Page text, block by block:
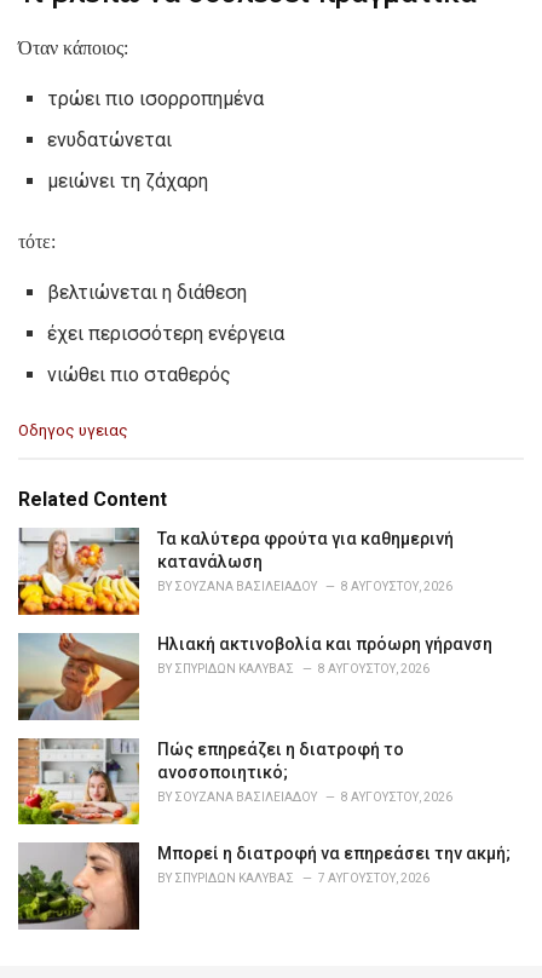
Όταν κάποιος:
τρώει πιο ισορροπημένα
ενυδατώνεται
μειώνει τη ζάχαρη
τότε:
βελτιώνεται η διάθεση
έχει περισσότερη ενέργεια
νιώθει πιο σταθερός
C
e
o
i
e
Οδηγος υγειας
Related Content
Τα καλύτερα φρούτα για καθημερινή
κατανάλωση
BY ΣΟΥΖΆΝΑ ΒΑΣΙΛΕΙΆΔΟΥ 8 ΑΥΓΟΎΣΤΟΥ, 2026
Ηλιακή ακτινοβολία και πρόωρη γήρανση
BY ΣΠΥΡΊΔΩΝ ΚΑΛΎΒΑΣ 8 ΑΥΓΟΎΣΤΟΥ, 2026
Πώς επηρεάζει η διατροφή το
ανοσοποιητικό;
BY ΣΟΥΖΆΝΑ ΒΑΣΙΛΕΙΆΔΟΥ 8 ΑΥΓΟΎΣΤΟΥ, 2026
Μπορεί η διατροφή να επηρεάσει την ακμή;
BY ΣΠΥΡΊΔΩΝ ΚΑΛΎΒΑΣ 7 ΑΥΓΟΎΣΤΟΥ, 2026